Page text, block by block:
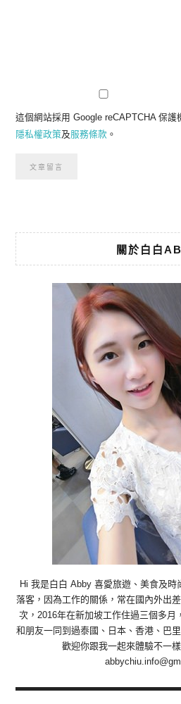
這個網站採用 Google reCAPTCHA 保
隱私權政策及服務條款 。
關於白白
Hi 我是白白 Abby 喜愛旅遊、美食及
落客，因為工作的關係，常在國內外出
次，2016年在新加坡工作住過三個多月
和朋友一同到過泰國、日本、香港、巴
歡迎你跟我一起來體驗不一